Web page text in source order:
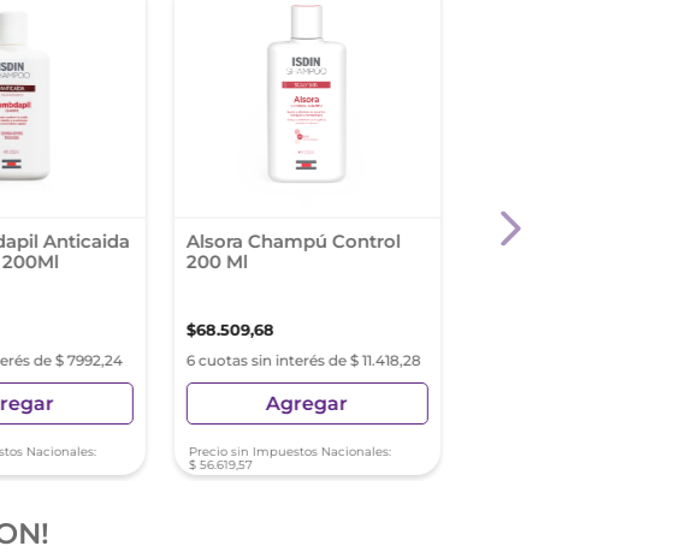
Anticaida
de $ 7992,24
Nacionales:
Alsora Champú Control
200 Ml
$68.509,68
6 cuotas sin interés de $ 11.418,28
Agregar
Precio sin Impuestos Nacionales:
$ 56.619,57
Kera-Solutions